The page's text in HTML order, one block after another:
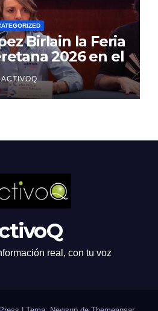
Birlain la Feria
2026 en el
ACTIVOQ
real, con tu voz